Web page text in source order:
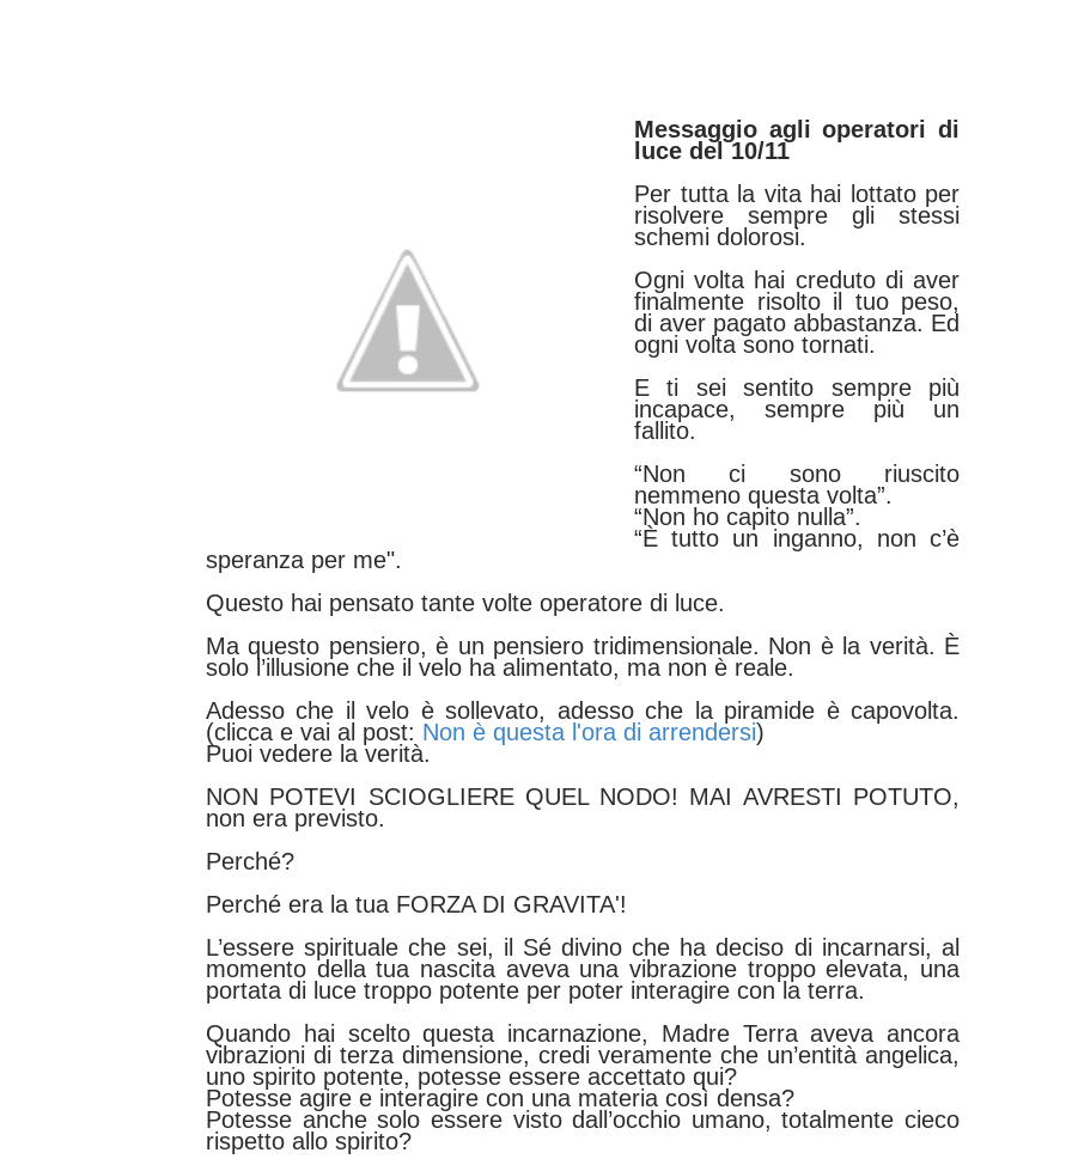
Messaggio agli operatori di
luce del 10/11
Per tutta la vita hai lottato per
risolvere sempre gli stessi
schemi dolorosi.
Ogni volta hai creduto di aver
finalmente risolto il tuo peso,
di aver pagato abbastanza. Ed
ogni volta sono tornati.
E ti sei sentito sempre più
incapace, sempre più un
fallito.
“Non ci sono riuscito
nemmeno questa volta”.
“Non ho capito nulla”.
“È tutto un inganno, non c’è
speranza per me".
Questo hai pensato tante volte operatore di luce.
Ma questo pensiero, è un pensiero tridimensionale. Non è la verità. È
solo l’illusione che il velo ha alimentato, ma non è reale.
Adesso che il velo è sollevato, adesso che la piramide è capovolta.
(clicca e vai al post: Non è questa l'ora di arrendersi)
Puoi vedere la verità.
NON POTEVI SCIOGLIERE QUEL NODO! MAI AVRESTI POTUTO,
non era previsto.
Perché?
Perché era la tua FORZA DI GRAVITA'!
L’essere spirituale che sei, il Sé divino che ha deciso di incarnarsi, al
momento della tua nascita aveva una vibrazione troppo elevata, una
portata di luce troppo potente per poter interagire con la terra.
Quando hai scelto questa incarnazione, Madre Terra aveva ancora
vibrazioni di terza dimensione, credi veramente che un’entità angelica,
uno spirito potente, potesse essere accettato qui?
Potesse agire e interagire con una materia così densa?
Potesse anche solo essere visto dall’occhio umano, totalmente cieco
rispetto allo spirito?